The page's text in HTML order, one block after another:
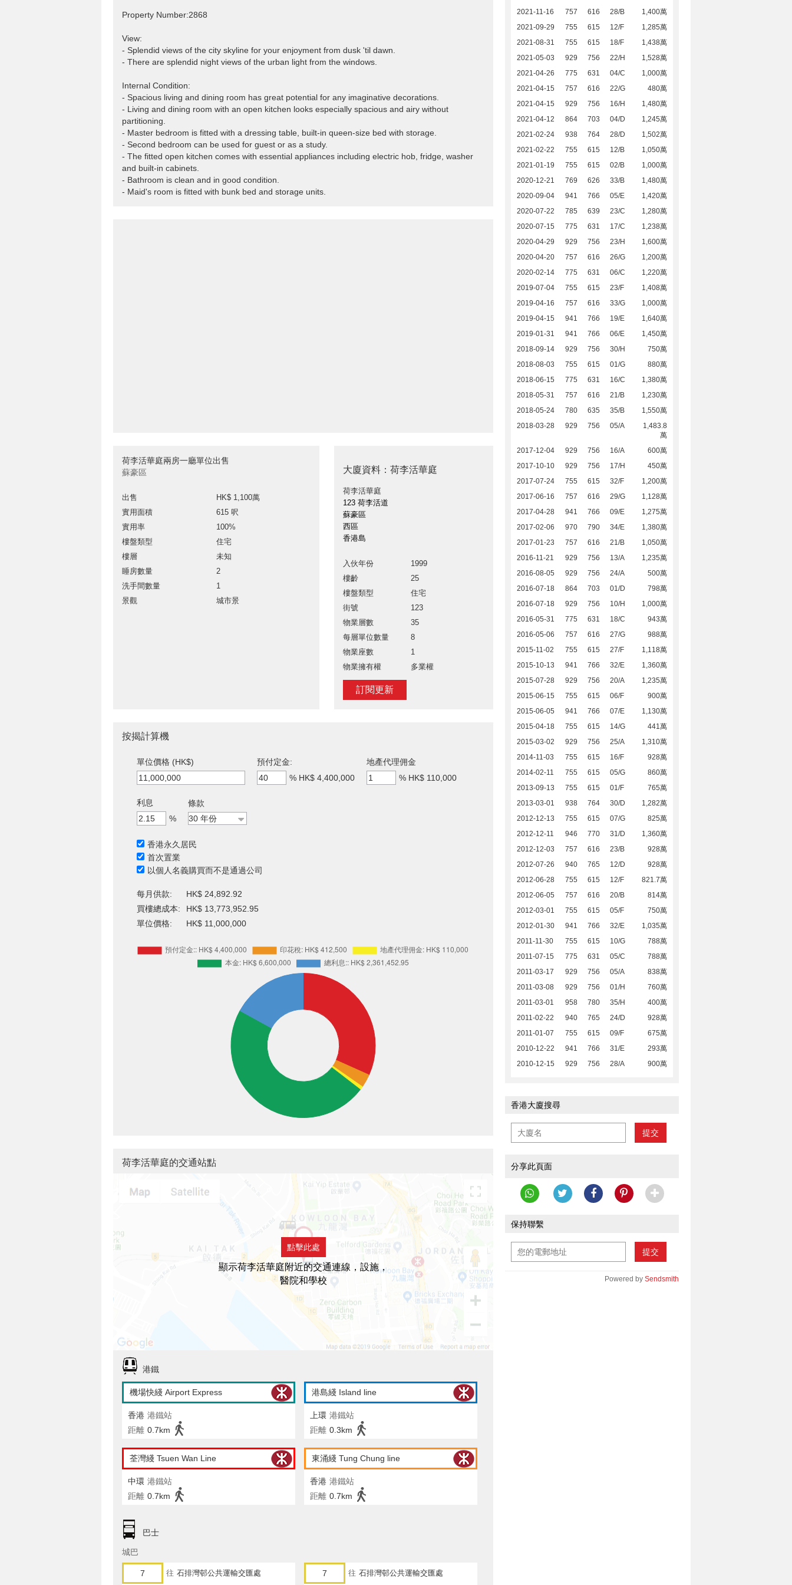
Property Number:2868
View:
- Splendid views of the city skyline for your enjoyment from dusk 'til dawn.
- There are splendid night views of the urban light from the windows.
Internal Condition:
- Spacious living and dining room has great potential for any imaginative decorations.
- Living and dining room with an open kitchen looks especially spacious and airy without
partitioning.
- Master bedroom is fitted with a dressing table, built-in queen-size bed with storage.
- Second bedroom can be used for guest or as a study.
- The fitted open kitchen comes with essential appliances including electric hob, fridge, washer
and built-in cabinets.
- Bathroom is clean and in good condition.
- Maid's room is fitted with bunk bed and storage units.
荷李活華庭兩房一廳單位出售
蘇豪區
出售
HK$ 1,100萬
實用面積
615 呎
實用率
100%
樓盤類型
住宅
樓層
未知
睡房數量
2
洗手間數量
1
景觀
城市景
大廈資料：荷李活華庭
荷李活華庭
123 荷李活道
蘇豪區
西區
香港島
入伙年份
1999
樓齡
25
樓盤類型
住宅
街號
123
物業層數
35
每層單位數量
8
物業座數
1
物業擁有權
多業權
訂閱更新
2021-11-16
757 616 28/B
1,400萬
2021-09-29
755 615 12/F
1,285萬
2021-08-31
755 615 18/F
1,438萬
2021-05-03
929 756 22/H
1,528萬
2021-04-26
775 631 04/C
1,000萬
2021-04-15
757 616 22/G
480萬
2021-04-15
929 756 16/H
1,480萬
2021-04-12
864 703 04/D
1,245萬
2021-02-24
938 764 28/D
1,502萬
2021-02-22
755 615 12/B
1,050萬
2021-01-19
755 615 02/B
1,000萬
2020-12-21
769 626 33/B
1,480萬
2020-09-04
941 766 05/E
1,420萬
2020-07-22
785 639 23/C
1,280萬
2020-07-15
775 631 17/C
1,238萬
2020-04-29
929 756 23/H
1,600萬
2020-04-20
757 616 26/G
1,200萬
2020-02-14
775 631 06/C
1,220萬
2019-07-04
755 615 23/F
1,408萬
2019-04-16
757 616 33/G
1,000萬
2019-04-15
941 766 19/E
1,640萬
2019-01-31
941 766 06/E
1,450萬
2018-09-14
929 756 30/H
750萬
2018-08-03
755 615 01/G
880萬
2018-06-15
775 631 16/C
1,380萬
2018-05-31
757 616 21/B
1,230萬
2018-05-24
780 635 35/B
1,550萬
2018-03-28
929 756 05/A
1,483.8
萬
2017-12-04
929 756 16/A
600萬
2017-10-10
929 756 17/H
450萬
2017-07-24
755 615 32/F
1,200萬
2017-06-16
757 616 29/G
1,128萬
2017-04-28
941 766 09/E
1,275萬
2017-02-06
970 790 34/E
1,380萬
2017-01-23
757 616 21/B
1,050萬
2016-11-21
929 756 13/A
1,235萬
2016-08-05
929 756 24/A
500萬
2016-07-18
864 703 01/D
798萬
2016-07-18
929 756 10/H
1,000萬
2016-05-31
775 631 18/C
943萬
2016-05-06
757 616 27/G
988萬
2015-11-02
755 615 27/F
1,118萬
2015-10-13
941 766 32/E
1,360萬
2015-07-28
929 756 20/A
1,235萬
2015-06-15
755 615 06/F
900萬
2015-06-05
941 766 07/E
1,130萬
2015-04-18
755 615 14/G
441萬
2015-03-02
929 756 25/A
1,310萬
2014-11-03
755 615 16/F
928萬
2014-02-11
755 615 05/G
860萬
2013-09-13
755 615 01/F
765萬
2013-03-01
938 764 30/D
1,282萬
2012-12-13
755 615 07/G
825萬
2012-12-11
946 770 31/D
1,360萬
2012-12-03
757 616 23/B
928萬
2012-07-26
940 765 12/D
928萬
2012-06-28
755 615 12/F
821.7萬
2012-06-05
757 616 20/B
814萬
2012-03-01
755 615 05/F
750萬
2012-01-30
941 766 32/E
1,035萬
2011-11-30
755 615 10/G
788萬
2011-07-15
775 631 05/C
788萬
2011-03-17
929 756 05/A
838萬
2011-03-08
929 756 01/H
760萬
2011-03-01
958 780 35/H
400萬
2011-02-22
940 765 24/D
928萬
2011-01-07
755 615 09/F
675萬
2010-12-22
941 766 31/E
293萬
2010-12-15
929 756 28/A 900萬
香港大廈搜尋
提交
分享此頁面
保持聯繫
提交
Powered by Sendsmith
按揭計算機
單位價格 (HK$)
預付定金:
% HK$ 4,400,000
地產代理佣金
% HK$ 110,000
利息
%
條款
香港永久居民
首次置業
以個人名義購買而不是通過公司
每月供款:
HK$ 24,892.92
買樓總成本:
HK$ 13,773,952.95
單位價格:
HK$ 11,000,000
荷李活華庭的交通站點
點擊此處
顯示荷李活華庭附近的交通連線，設施，
醫院和學校
港鐵
機場快綫 Airport Express
香港 港鐵站
距離 0.7km
港島綫 Island line
上環 港鐵站
距離 0.3km
荃灣綫 Tsuen Wan Line
中環 港鐵站
距離 0.7km
東涌綫 Tung Chung line
香港 港鐵站
距離 0.7km
巴士
城巴
7 往 石排灣邨公共運輸交匯處 7 往 石排灣邨公共運輸交匯處